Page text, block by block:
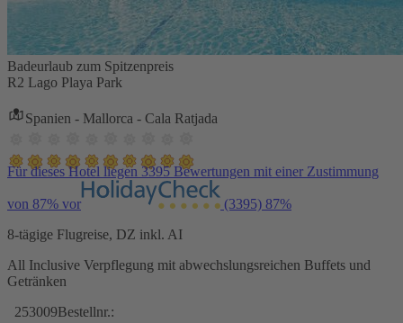
Badeurlaub zum Spitzenpreis
R2 Lago Playa Park
Spanien - Mallorca - Cala Ratjada
Für dieses Hotel liegen 3395 Bewertungen mit einer Zustimmung
von 87% vor (3395) 87%
8-tägige Flugreise, DZ inkl. AI
All Inclusive Verpflegung mit abwechslungsreichen Buffets und
Getränken
253009Bestellnr.: